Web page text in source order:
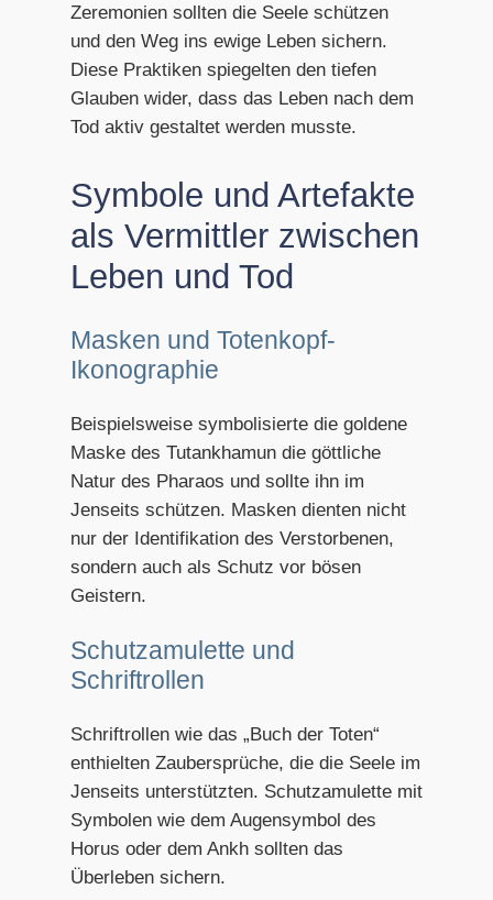
Zeremonien sollten die Seele schützen
und den Weg ins ewige Leben sichern.
Diese Praktiken spiegelten den tiefen
Glauben wider, dass das Leben nach dem
Tod aktiv gestaltet werden musste.
Symbole und Artefakte
als Vermittler zwischen
Leben und Tod
Masken und Totenkopf-
Ikonographie
Beispielsweise symbolisierte die goldene
Maske des Tutankhamun die göttliche
Natur des Pharaos und sollte ihn im
Jenseits schützen. Masken dienten nicht
nur der Identifikation des Verstorbenen,
sondern auch als Schutz vor bösen
Geistern.
Schutzamulette und
Schriftrollen
Schriftrollen wie das „Buch der Toten“
enthielten Zaubersprüche, die die Seele im
Jenseits unterstützten. Schutzamulette mit
Symbolen wie dem Augensymbol des
Horus oder dem Ankh sollten das
Überleben sichern.